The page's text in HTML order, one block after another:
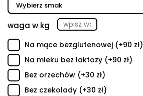
waga w kg
Na mące bezglutenowej (+90 zł)
Na mleku bez laktozy (+90 zł)
Bez orzechów (+30 zł)
Bez czekolady (+30 zł)